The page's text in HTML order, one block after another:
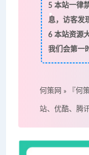
5本站一律
息，访客发
6本站资源
我们会第一
何策网 » 『何
站、优酷、腾